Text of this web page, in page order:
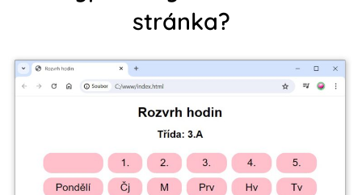
stránka?